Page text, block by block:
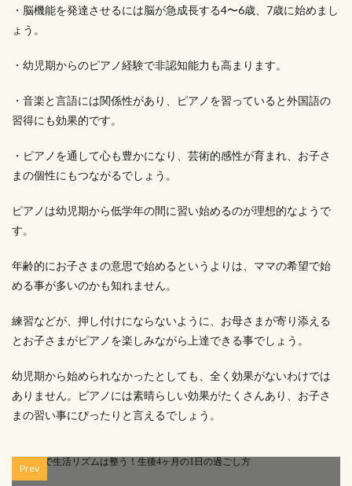
・脳機能を発達させるには脳が急成長する4〜6歳、7歳に始めまし
ょう。
・幼児期からのピアノ経験で非認知能力も高まります。
・音楽と言語には関係性があり、ピアノを習っていると外国語の
習得にも効果的です。
・ピアノを通して心も豊かになり、芸術的感性が育まれ、お子さ
まの個性にもつながるでしょう。
ピアノは幼児期から低学年の間に習い始めるのが理想的なようで
す。
年齢的にお子さまの意思で始めるというよりは、ママの希望で始
める事が多いのかも知れません。
練習などが、押し付けにならないように、お母さまが寄り添える
とお子さまがピアノを楽しみながら上達できる事でしょう。
幼児期から始められなかったとしても、全く効果がないわけでは
ありません。ピアノには素晴らしい効果がたくさんあり、お子さ
まの習い事にぴったりと言えるでしょう。
Prev